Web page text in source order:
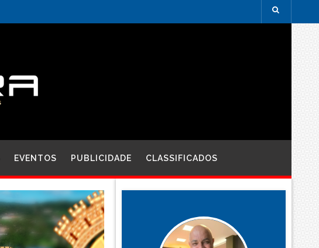
EVENTOS PUBLICIDADE CLASSIFICADOS